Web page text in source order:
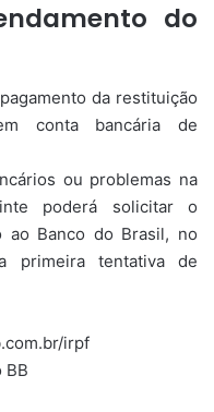
do
da restituição
conta bancária de
ou problemas na
poderá solicitar o
ao Banco do Brasil, no
tentativa de
irpf
BB